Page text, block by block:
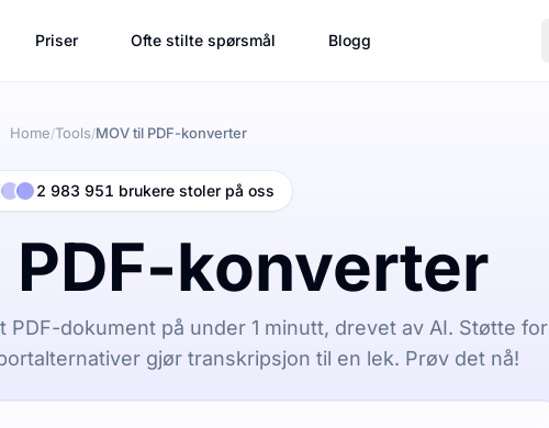
Priser Ofte stilte spørsmål Blogg
Home/Tools/MOV til PDF-konverter
2 983 951 brukere stoler på oss
PDF-konverter
PDF-dokument på under 1 minutt, drevet av AI. Støtte for
gjør transkripsjon til en lek. Prøv det nå!